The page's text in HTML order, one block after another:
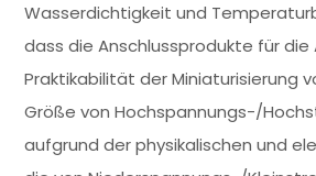
Wasserdichtigkeit und
dass die Anschlussprodukte für
Praktikabilität der Miniaturisierung
Größe von Hochspannungs-/
aufgrund der physikalischen und